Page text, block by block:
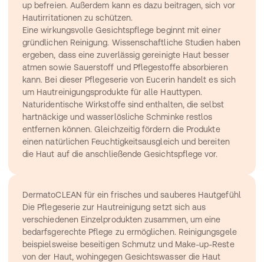
up befreien. Außerdem kann es dazu beitragen, sich vor
Hautirritationen zu schützen.
Eine wirkungsvolle Gesichtspflege beginnt mit einer
gründlichen Reinigung. Wissenschaftliche Studien haben
ergeben, dass eine zuverlässig gereinigte Haut besser
atmen sowie Sauerstoff und Pflegestoffe absorbieren
kann. Bei dieser Pflegeserie von Eucerin handelt es sich
um Hautreinigungsprodukte für alle Hauttypen.
Naturidentische Wirkstoffe sind enthalten, die selbst
hartnäckige und wasserlösliche Schminke restlos
entfernen können. Gleichzeitig fördern die Produkte
einen natürlichen Feuchtigkeitsausgleich und bereiten
die Haut auf die anschließende Gesichtspflege vor.
DermatoCLEAN für ein frisches und sauberes Hautgefühl
Die Pflegeserie zur Hautreinigung setzt sich aus
verschiedenen Einzelprodukten zusammen, um eine
bedarfsgerechte Pflege zu ermöglichen. Reinigungsgele
beispielsweise beseitigen Schmutz und Make-up-Reste
von der Haut, wohingegen Gesichtswasser die Haut